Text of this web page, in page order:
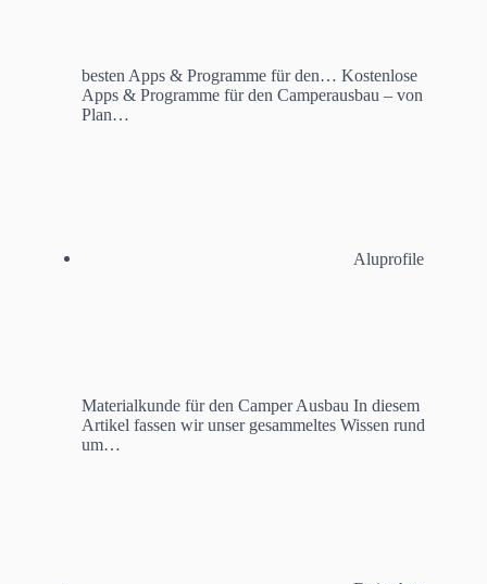
besten Apps & Programme für den… Kostenlose
Apps & Programme für den Camperausbau – von
Plan…
Aluprofile
Materialkunde für den Camper Ausbau In diesem
Artikel fassen wir unser gesammeltes Wissen rund
um…